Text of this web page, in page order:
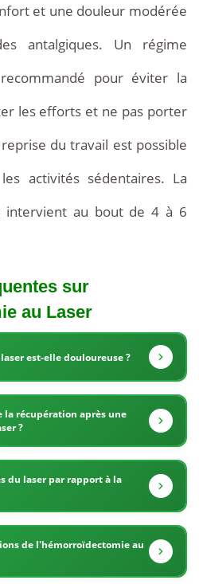
et une douleur modérée
antalgiques. Un régime
pour éviter la
les efforts et ne pas porter
du travail est possible
activités sédentaires. La
intervient au bout de 4 à 6
sur
au Laser
est-elle douloureuse ?
la récupération après une
?
du laser par rapport à la
de l'hémorroïdectomie au